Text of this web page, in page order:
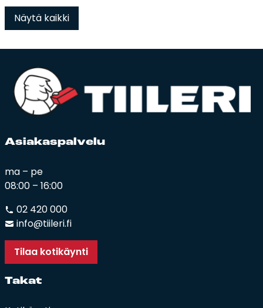
Näytä kaikki
Asia­kas­pal­ve­lu
ma – pe
08:00 – 16:00
02 420 000
info@tiileri.fi
Tilaa kotikäynti
Ta­kat